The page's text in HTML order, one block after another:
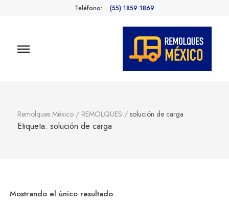
Teléfono: (55) 1859 1869
Remolques México / REMOLQUES / solución de carga
Etiqueta: solución de carga
Mostrando el único resultado